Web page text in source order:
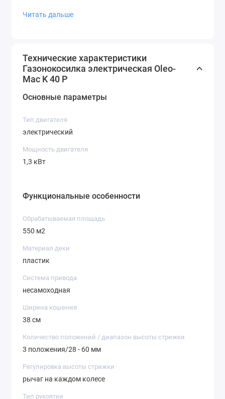
Газонокосилка электрическая Oleo-Mac K 40 P — это
лишних усилий. Отличный выбор для владельцев
частных домов и дач, ценящих комфорт и
надежность.
Читать дальше
Технические характеристики
Газонокосилка электрическая Oleo-
Mac K 40 P
Основные параметры
Тип двигателя
электрический
Мощность двигателя
1,3 кВт
Функциональные особенности
Обрабатываемая площадь
550 м2
Материал деки
пластик
Система привода
несамоходная
Ширина кошения
38 см
Количество положений / диапазон высоты стрижки
3 положения/28 - 60 мм
Регулировка высоты стрижки
рычаг на каждом колесе
Тип рукоятки